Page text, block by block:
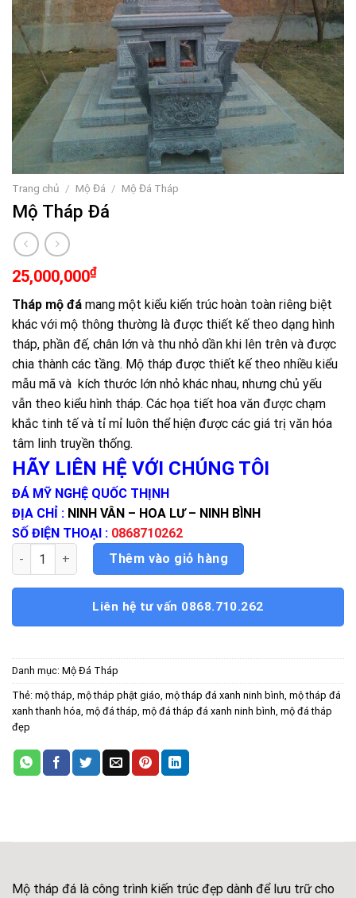
Trang chủ / Mộ Đá / Mộ Đá Tháp
Mộ Tháp Đá
25,000,000₫
Tháp mộ đá mang một kiểu kiến trúc hoàn toàn riêng biệt
khác với mộ thông thường là được thiết kế theo dạng hình
tháp, phần đế, chân lớn và thu nhỏ dần khi lên trên và được
chia thành các tầng. Mộ tháp được thiết kế theo nhiều kiểu
mẫu mã và kích thước lớn nhỏ khác nhau, nhưng chủ yếu
vẫn theo kiểu hình tháp. Các họa tiết hoa văn được chạm
khắc tinh tế và tỉ mỉ luôn thể hiện được các giá trị văn hóa
tâm linh truyền thống.
HÃY LIÊN HỆ VỚI CHÚNG TÔI
ĐÁ MỸ NGHỆ QUỐC THỊNH
ĐỊA CHỈ : NINH VÂN – HOA LƯ – NINH BÌNH
SỐ ĐIỆN THOẠI : 0868710262
Mộ Tháp Đá số lượngThêm vào giỏ hàng
Liên hệ tư vấn 0868.710.262
Danh mục: Mộ Đá Tháp
Thẻ: mộ tháp, mộ tháp phật giáo, mộ tháp đá xanh ninh bình, mộ tháp đá
xanh thanh hóa, mộ đá tháp, mộ đá tháp đá xanh ninh bình, mộ đá tháp
đẹp
Mộ tháp đá là công trình kiến trúc đẹp dành để lưu trữ cho